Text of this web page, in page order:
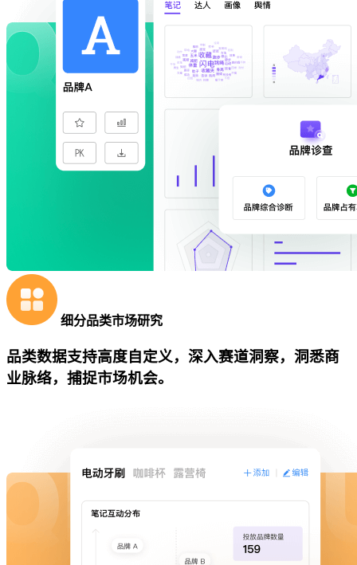
细分品类市场研究
品类数据支持高度自定义，深入赛道洞察，洞悉商
业脉络，捕捉市场机会。